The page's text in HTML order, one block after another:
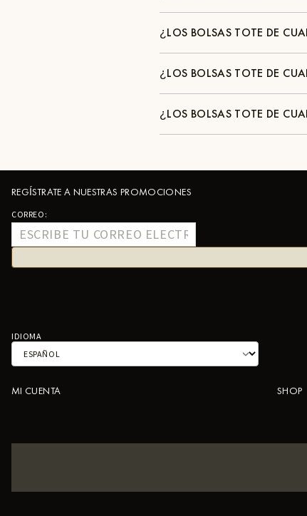
¿LOS BOLSAS TOTE DE
¿LOS BOLSAS TOTE DE
¿LOS BOLSAS TOTE DE
REGÍSTRATE A NUESTRAS PROMOCIONES
CORREO:
IDIOMA
MI CUENTA SHOP